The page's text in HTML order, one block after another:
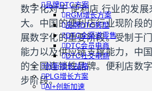
品牌DTC方案
RGM增长方案
品牌DTC转型
DTC全渠道零售
DTC会员电商
DTC社交电商
创新增长战略
PLG增长方案
AI+创新加速
数字化对于 便利店 行业的发展
大。中国的便利店行业现阶段
展数字化的重要阶段。受制于
能力以及供应链支撑能力，中
的全国连锁性品牌。便利店数
步阶段。